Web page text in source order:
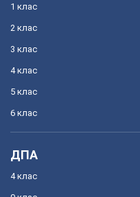
1 клас
2 клас
3 клас
4 клас
5 клас
6 клас
ДПА
4 клас